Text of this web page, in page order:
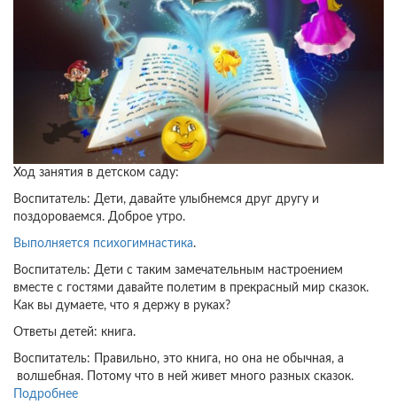
Ход занятия в детском саду:
Воспитатель: Дети, давайте улыбнемся друг другу и
поздороваемся. Доброе утро.
Выполняется психогимнастика.
Воспитатель: Дети с таким замечательным настроением
вместе с гостями давайте полетим в прекрасный мир сказок.
Как вы думаете, что я держу в руках?
Ответы детей: книга.
Воспитатель: Правильно, это книга, но она не обычная, а
волшебная. Потому что в ней живет много разных сказок.
Подробнее